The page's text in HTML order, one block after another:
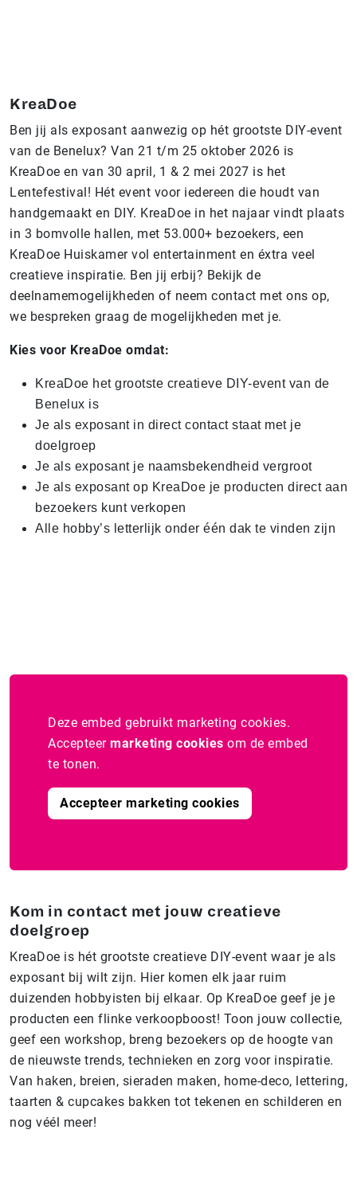
KreaDoe
Ben jij als exposant aanwezig op hét grootste DIY-event
van de Benelux? Van 21 t/m 25 oktober 2026 is
KreaDoe en van 30 april, 1 & 2 mei 2027 is het
Lentefestival! Hét event voor iedereen die houdt van
handgemaakt en DIY. KreaDoe in het najaar vindt plaats
in 3 bomvolle hallen, met 53.000+ bezoekers, een
KreaDoe Huiskamer vol entertainment en éxtra veel
creatieve inspiratie. Ben jij erbij? Bekijk de
deelnamemogelijkheden of neem contact met ons op,
we bespreken graag de mogelijkheden met je.
Kies voor KreaDoe omdat:
KreaDoe het grootste creatieve DIY-event van de
Benelux is
Je als exposant in direct contact staat met je
doelgroep
Je als exposant je naamsbekendheid vergroot
Je als exposant op KreaDoe je producten direct aan
bezoekers kunt verkopen
Alle hobby’s letterlijk onder één dak te vinden zijn
Deze embed gebruikt marketing cookies.
Accepteer marketing cookies om de embed
te tonen.
Accepteer marketing cookies
Kom in contact met jouw creatieve
doelgroep
KreaDoe is hét grootste creatieve DIY-event waar je als
exposant bij wilt zijn. Hier komen elk jaar ruim
duizenden hobbyisten bij elkaar. Op KreaDoe geef je je
producten een flinke verkoopboost! Toon jouw collectie,
geef een workshop, breng bezoekers op de hoogte van
de nieuwste trends, technieken en zorg voor inspiratie.
Van haken, breien, sieraden maken, home-deco, lettering,
taarten & cupcakes bakken tot tekenen en schilderen en
nog véél meer!